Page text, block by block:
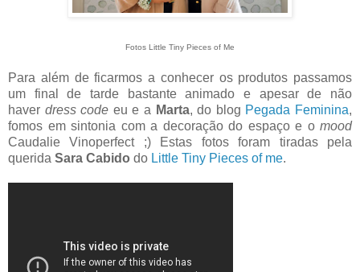
Fotos Little Tiny Pieces of Me
Para além de ficarmos a conhecer os produtos passamos
um final de tarde bastante animado e apesar de não
haver dress code eu e a Marta, do blog Pegada Feminina,
fomos em sintonia com a decoração do espaço e o mood
Caudalie Vinoperfect ;) Estas fotos foram tiradas pela
querida Sara Cabido do Little Tiny Pieces of me.